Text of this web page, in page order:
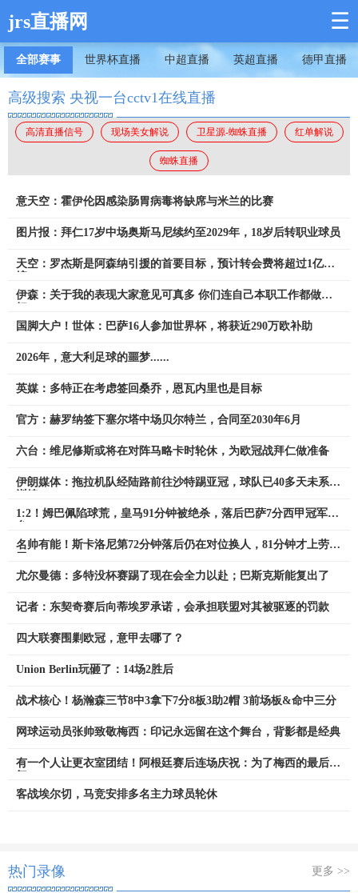
jrs直播网 ☰
全部赛事 世界杯直播 中超直播 英超直播 德甲直播
高级搜索 央视一台cctv1在线直播
高清直播信号 现场美女解说 卫星源-蜘蛛直播 红单解说
蜘蛛直播
意天空：霍伊伦因感染肠胃病毒将缺席与米兰的比赛
图片报：拜仁17岁中场奥斯马尼续约至2029年，18岁后转职业球员
天空：罗杰斯是阿森纳引援的首要目标，预计转会费将超过1亿英
伊森：关于我的表现大家意见可真多 你们连自己本职工作都做不
国脚大户！世体：巴萨16人参加世界杯，将获近290万欧补助
2026年，意大利足球的噩梦......
英媒：多特正在考虑签回桑乔，恩瓦内里也是目标
官方：赫罗纳签下塞尔塔中场贝尔特兰，合同至2030年6月
六台：维尼修斯或将在对阵马略卡时轮休，为欧冠战拜仁做准备
伊朗媒体：拖拉机队经陆路前往沙特踢亚冠，球队已40多天未系统
1:2！姆巴佩陷球荒，皇马91分钟被绝杀，落后巴萨7分西甲冠军危
名帅有能！斯卡洛尼第72分钟落后仍在对位换人，81分钟才上劳塔
尤尔曼德：多特没杯赛踢了现在会全力以赴；巴斯克斯能复出了
记者：东契奇赛后向蒂埃罗承诺，会承担联盟对其被驱逐的罚款
四大联赛围剿欧冠，意甲去哪了？
Union Berlin玩砸了：14场2胜后
战术核心！杨瀚森三节8中3拿下7分8板3助2帽 3前场板&命中三分
网球运动员张帅致敬梅西：印记永远留在这个舞台，背影都是经典
有一个人让更衣室团结！阿根廷赛后连场庆祝：为了梅西的最后一
客战埃尔切，马竞安排多名主力球员轮休
热门录像 更多 >>